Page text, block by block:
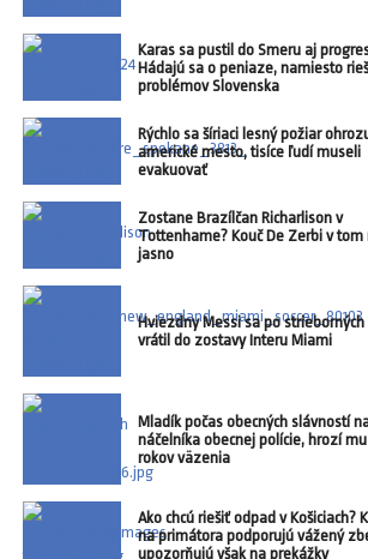
Karas sa pustil do Smeru aj
Hádajú sa o peniaze, namiesto
problémov Slovenska
Rýchlo sa šíriaci lesný požiar
americké mesto, tisíce ľudí museli
evakuovať
Zostane Brazílčan Richarlison v
Tottenhame? Kouč De Zerbi v tom
jasno
Hviezdny Messi sa po strieborných
vrátil do zostavy Interu Miami
Mladík počas obecných slávností
náčelníka obecnej polície, hrozí
rokov väzenia
Ako chcú riešiť odpad v Košiciach?
na primátora podporujú vážený
upozorňujú však na prekážky